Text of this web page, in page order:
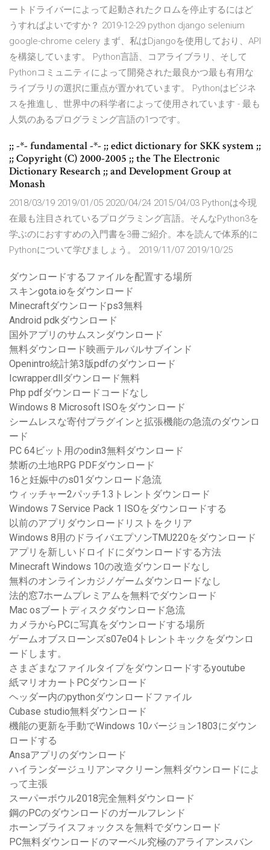
ートドライバーによって起動されたクロムを停止するにはど
うすればよいですか？ 2019-12-29 python django selenium
google-chrome celery まず、私はDjangoを使用しており、API
を構築しています。 Python言語、コアライブラリ、そして
Pythonコミュニティによって開発された最良かつ最も有用な
ライブラリの選択に重点が置かれています。 Pythonはビジネ
スを推進し、世界中の科学者によって使用されています - 最も
人気のあるプログラミング言語の1つです。
;; -*- fundamental -*- ;; edict dictionary for SKK system ;;
;; Copyright (C) 2000-2005 ;; the The Electronic
Dictionary Research ;; and Development Group at
Monash
2018/03/19 2019/01/05 2020/04/24 2015/04/03 Pythonは今現
在最も注目されているプログラミング言語。そんなPython3を
学ぶのにおすすめの入門書を3冊ご紹介。本を読んで体系的に
Pythonについて学びましょう。 2019/11/07 2019/10/25
ダウンロードするファイルを配置する場所
スキンgota.ioをダウンロード
Minecraftダウンロードps3無料
Android pdkダウンロード
国外アプリのサムスンダウンロード
無料ダウンロード映画テルバルサブインド
Openintro統計第3版pdfのダウンロード
Icwrapper.dllダウンロード無料
Php pdfダウンロードコードなし
Windows 8 Microsoft ISOをダウンロード
シームレスな寄付プラグインと拡張機能の急流のダウンロ
ード
PC 64ビット用のodin3無料ダウンロード
禁断の土地RPG PDFダウンロード
16と妊娠中のs01ダウンロード急流
ウィッチャー2パッチ1.3トレントダウンロード
Windows 7 Service Pack 1 ISOをダウンロードする
以前のアプリダウンロードリストをクリア
Windows 8用のドライバエプソンTMU220をダウンロード
アプリを新しいドロイドにダウンロードする方法
Minecraft Windows 10の改造ダウンロードなし
無料のオンラインカジノゲームダウンロードなし
法的窓7ホームプレミアムを無料でダウンロード
Mac osブートディスクダウンロード急流
カメラからPCに写真をダウンロードする場所
ゲームオブスローンズs07e04トレントキックをダウンロ
ードします。
さまざまなファイルタイプをダウンロードするyoutube
紙マリオカートPCダウンロード
ヘッダー内のpythonダウンロードファイル
Cubase studio無料ダウンロード
機能の更新を手動でWindows 10バージョン1803にダウン
ロードする
Ansaアプリのダウンロード
ハイランダージュリアンマクリーン無料ダウンロードによ
って主張
スーパーボウル2018完全無料ダウンロード
鋼のPCのダウンロードのガールフレンド
ホーンブライスフォックスを無料でダウンロード
PC無料ダウンロードのマーベル究極のアライアンスバン